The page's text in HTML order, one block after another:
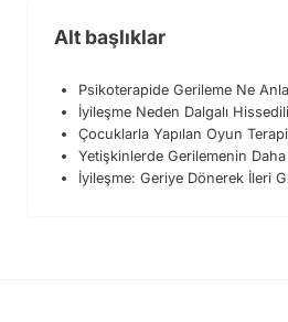
Alt başlıklar
Psikoterapide Gerileme Ne
İyileşme Neden Dalgalı
Çocuklarla Yapılan Oyun
Yetişkinlerde Gerilemenin
İyileşme: Geriye Dönerek İleri